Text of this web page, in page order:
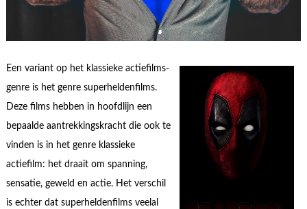
Een variant op het klassieke actiefilms-
genre is het genre superheldenfilms.
Deze films hebben in hoofdlijn een
bepaalde aantrekkingskracht die ook te
vinden is in het genre klassieke
actiefilm: het draait om spanning,
sensatie, geweld en actie. Het verschil
is echter dat superheldenfilms veelal